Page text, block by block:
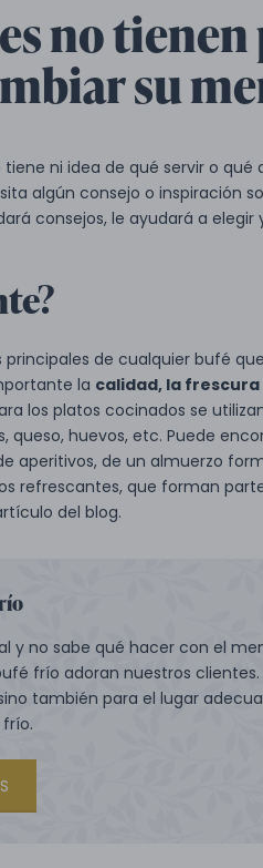
no
su
ni idea de qué servir o qué
algún consejo o inspiración
consejos, le ayudará a elegir
de cualquier bufé
la calidad, la
los platos cocinados se
queso, huevos, etc. Puede
aperitivos, de un almuerzo
refrescantes, que forman
del blog.
y no sabe qué hacer con el
frío adoran nuestros
también para el lugar